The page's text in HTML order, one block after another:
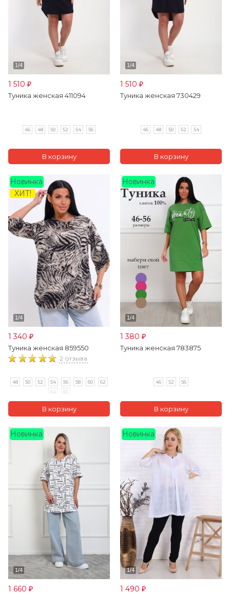
1 510 ₽
Туника женская 411094
46 48 50 52 54 56
1 510 ₽
Туника женская 730429
46 48 50 52 54
ХИТ!
Новинка
1 340 ₽
Туника женская 859550
2 отзыва
48 50 52 54 56 58 60
62
64
66
Новинка
1 380 ₽
Туника женская 783875
46 52 56
Новинка
1 660 ₽
Новинка
1 490 ₽